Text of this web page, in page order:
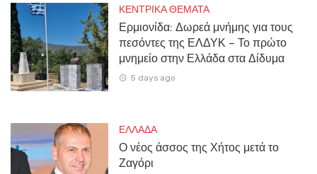
ΚΕΝΤΡΙΚΑ ΘΕΜΑΤΑ
Ερμιονίδα: Δωρεά μνήμης για τους
πεσόντες της ΕΛΔΥΚ – Το πρώτο
μνημείο στην Ελλάδα στα Δίδυμα
5 days ago
ΕΛΛΑΔΑ
Ο νέος άσσος της Χήτος μετά το
Ζαγόρι